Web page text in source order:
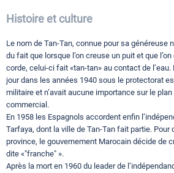
Histoire et culture
Le nom de Tan-Tan, connue pour sa généreuse
du fait que lorsque l’on creuse un puit et que
corde, celui-ci fait «tan-tan» au contact de l’eau.
jour dans les années 1940 sous le protectorat
militaire et n’avait aucune importance sur le
commercial.
En 1958 les Espagnols accordent enfin
Tarfaya, dont la ville de Tan-Tan fait partie. Pour
province, le gouvernement Marocain décide de
dite «"franche" ».
Après la mort en 1960 du leader de